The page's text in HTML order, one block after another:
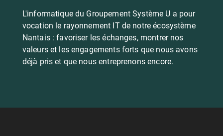
L'informatique du Groupement Système U a pour
vocation le rayonnement IT de notre écosystème
Nantais : favoriser les échanges, montrer nos
valeurs et les engagements forts que nous avons
déjà pris et que nous entreprenons encore.